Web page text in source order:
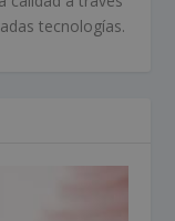
tecnologías.